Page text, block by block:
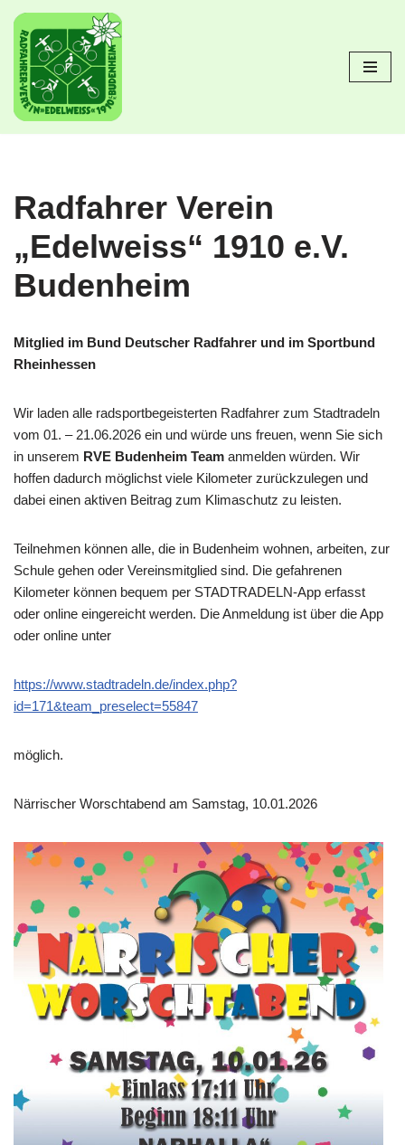
Zum
Inhalt
springen
Radfahrer Verein
„Edelweiss“ 1910 e.V.
Budenheim
Mitglied im Bund Deutscher Radfahrer und im Sportbund
Rheinhessen
Wir laden alle radsportbegeisterten Radfahrer zum Stadtradeln
vom 01. – 21.06.2026 ein und würde uns freuen, wenn Sie sich
in unserem RVE Budenheim Team anmelden würden. Wir
hoffen dadurch möglichst viele Kilometer zurückzulegen und
dabei einen aktiven Beitrag zum Klimaschutz zu leisten.
Teilnehmen können alle, die in Budenheim wohnen, arbeiten, zur
Schule gehen oder Vereinsmitglied sind. Die gefahrenen
Kilometer können bequem per STADTRADELN-App erfasst
oder online eingereicht werden. Die Anmeldung ist über die App
oder online unter
https://www.stadtradeln.de/index.php?
id=171&team_preselect=55847
möglich.
Närrischer Worschtabend am Samstag, 10.01.2026